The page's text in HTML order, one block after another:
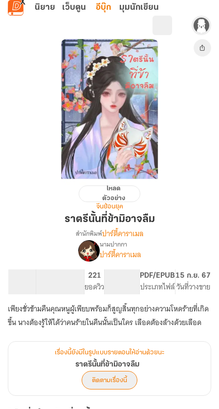
ข้ามไปยังเนื้อหาหลัก
นิยาย เว็บตูน อีบุ๊ก มุมนักเขียน
ที่
โหลด
ตัวอย่าง
จีนย้อนยุค
ราตรีนั้นที่ข้ามิอาจลืม
เรื่อง
ราตรี
อาจ
ลืม
สำนักพิมพ์ปาร์ตี้คาราเมล
นามปากกา
ปาร์ตี้คาราเมล
221
ยอดวิว
PDF/EPUB
ประเภทไฟล์
15 ก.ย. 67
วันที่วางขาย
เพียงชั่วข้ามคืนคุณหนูผู้เพียบพร้อมก็สูญสิ้นทุกอย่างความโหดร้ายที่เกิด
ขึ้น นางต้องรู้ให้ได้ว่าคนร้ายในคืนนั้นเป็นใคร เลือดต้องล้างด้วยเลือด
เรื่องนี้ยังมีในรูปแบบรายตอนให้อ่านด้วยนะ
ราตรีนั้นที่ข้ามิอาจลืม
ติดตามเรื่องนี้